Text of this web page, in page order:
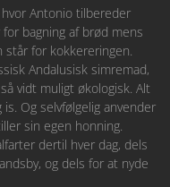
Antonio tilbereder
bagning af brød mens
står for kokkereringen.
Andalusisk simremad,
vidt muligt økologisk. Alt
Og selvfølgelig anvender
sin egen honning.
dertil hver dag, dels
og dels for at nyde